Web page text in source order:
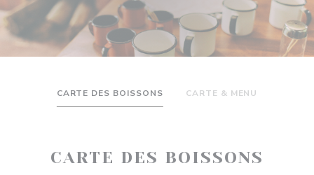
CARTE DES BOISSONS CARTE & MENU
CARTE DES BOISSONS